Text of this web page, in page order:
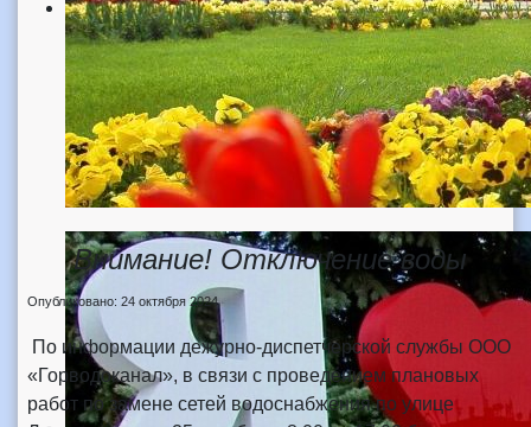
Внимание! Отключение воды
Опубликовано: 24 октября 2024
По информации дежурно-диспетчерской службы ООО
«Горводоканал», в связи с проведением плановых
работ по замене сетей водоснабжения по улице